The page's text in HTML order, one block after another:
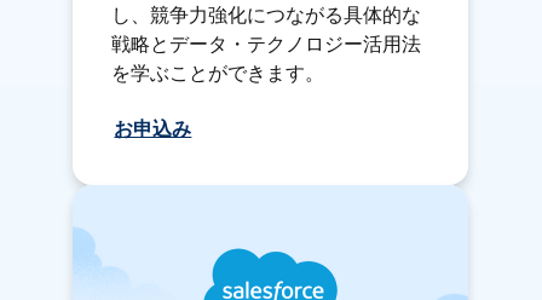
し、競争力強化につながる具体的な
戦略とデータ・テクノロジー活用法
を学ぶことができます。
お申込み